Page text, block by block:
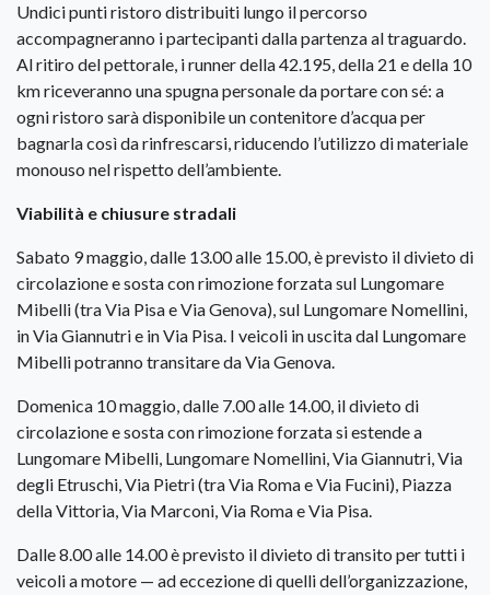
Undici punti ristoro distribuiti lungo il percorso
accompagneranno i partecipanti dalla partenza al traguardo.
Al ritiro del pettorale, i runner della 42.195, della 21 e della 10
km riceveranno una spugna personale da portare con sé: a
ogni ristoro sarà disponibile un contenitore d’acqua per
bagnarla così da rinfrescarsi, riducendo l’utilizzo di materiale
monouso nel rispetto dell’ambiente.
Viabilità e chiusure stradali
Sabato 9 maggio, dalle 13.00 alle 15.00, è previsto il divieto di
circolazione e sosta con rimozione forzata sul Lungomare
Mibelli (tra Via Pisa e Via Genova), sul Lungomare Nomellini,
in Via Giannutri e in Via Pisa. I veicoli in uscita dal Lungomare
Mibelli potranno transitare da Via Genova.
Domenica 10 maggio, dalle 7.00 alle 14.00, il divieto di
circolazione e sosta con rimozione forzata si estende a
Lungomare Mibelli, Lungomare Nomellini, Via Giannutri, Via
degli Etruschi, Via Pietri (tra Via Roma e Via Fucini), Piazza
della Vittoria, Via Marconi, Via Roma e Via Pisa.
Dalle 8.00 alle 14.00 è previsto il divieto di transito per tutti i
veicoli a motore — ad eccezione di quelli dell’organizzazione,